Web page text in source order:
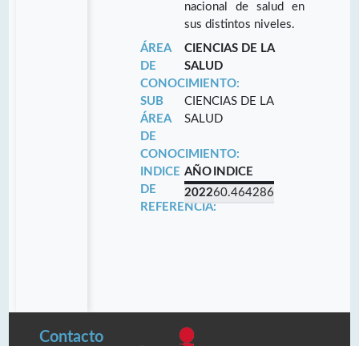
nacional de salud en
sus distintos niveles.
ÁREA
DE
CONOCIMIENTO:
CIENCIAS DE LA
SALUD
SUB
ÁREA
DE
CONOCIMIENTO:
CIENCIAS DE LA
SALUD
INDICE
DE
REFERENCIA:
AÑO INDICE
202260.464286
Contacto